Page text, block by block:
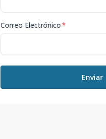
Correo Electrónico*
Enviar